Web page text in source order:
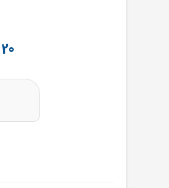
20 هزار تومان تخفیف افق کوروش از اکالا